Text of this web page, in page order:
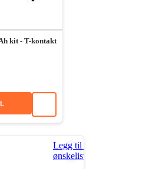
kit - T-kontakt
Legg til i
ønskeliste